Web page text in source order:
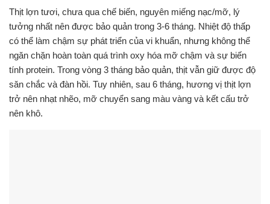
Thịt lợn tươi, chưa qua chế biến, nguyên miếng nạc/mỡ, lý
tưởng nhất nên được bảo quản trong 3-6 tháng. Nhiệt độ thấp
có thể làm chậm sự phát triển của vi khuẩn, nhưng không thể
ngăn chặn hoàn toàn quá trình oxy hóa mỡ chậm và sự biến
tính protein. Trong vòng 3 tháng bảo quản, thịt vẫn giữ được độ
săn chắc và đàn hồi. Tuy nhiên, sau 6 tháng, hương vị thịt lợn
trở nên nhạt nhẽo, mỡ chuyển sang màu vàng và kết cấu trở
nên khô.